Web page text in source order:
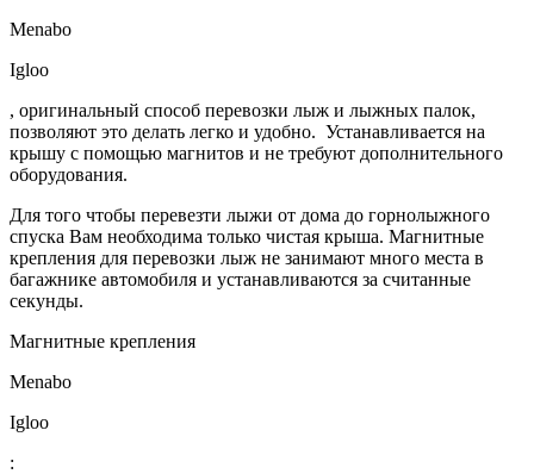
Menabo
Igloo
, оригинальный способ перевозки лыж и лыжных палок,
позволяют это делать легко и удобно. Устанавливается на
крышу с помощью магнитов и не требуют дополнительного
оборудования.
Для того чтобы перевезти лыжи от дома до горнолыжного
спуска Вам необходима только чистая крыша. Магнитные
крепления для перевозки лыж не занимают много места в
багажнике автомобиля и устанавливаются за считанные
секунды.
Магнитные крепления
Menabo
Igloo
: